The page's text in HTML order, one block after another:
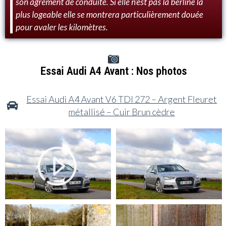
plus logeable elle se montrera particulièrement douée
pour avaler les kilomètres.
Essai Audi A4 Avant : Nos photos
Essai Audi A4 Avant V6 TDI 272 – Argent Fleuret
métallisé – Cuir Brun cèdre